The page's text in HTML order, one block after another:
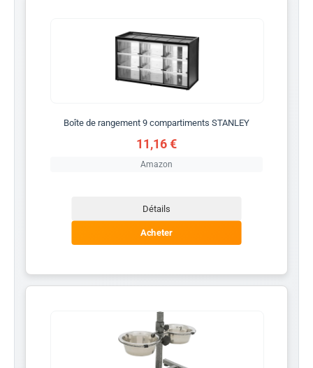
Boîte de rangement 9 compartiments STANLEY
11,16 €
Amazon
Détails
Acheter